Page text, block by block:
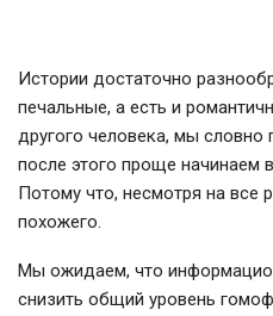
Истории достаточно
печальные, а есть и
другого человека, мы
после этого проще начинаем
Потому что, несмотря на все
похожего.
Мы ожидаем, что
снизить общий уровень